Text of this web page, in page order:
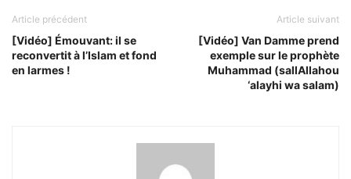
Article précédent
[Vidéo] Émouvant: il se
reconvertit à l’Islam et fond
en larmes !
Article suivant
[Vidéo] Van Damme prend
exemple sur le prophète
Muhammad (sallAllahou
‘alayhi wa salam)